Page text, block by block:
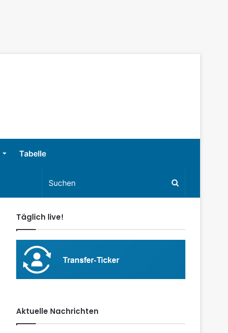
Tabelle
Täglich live!
Aktuelle Nachrichten